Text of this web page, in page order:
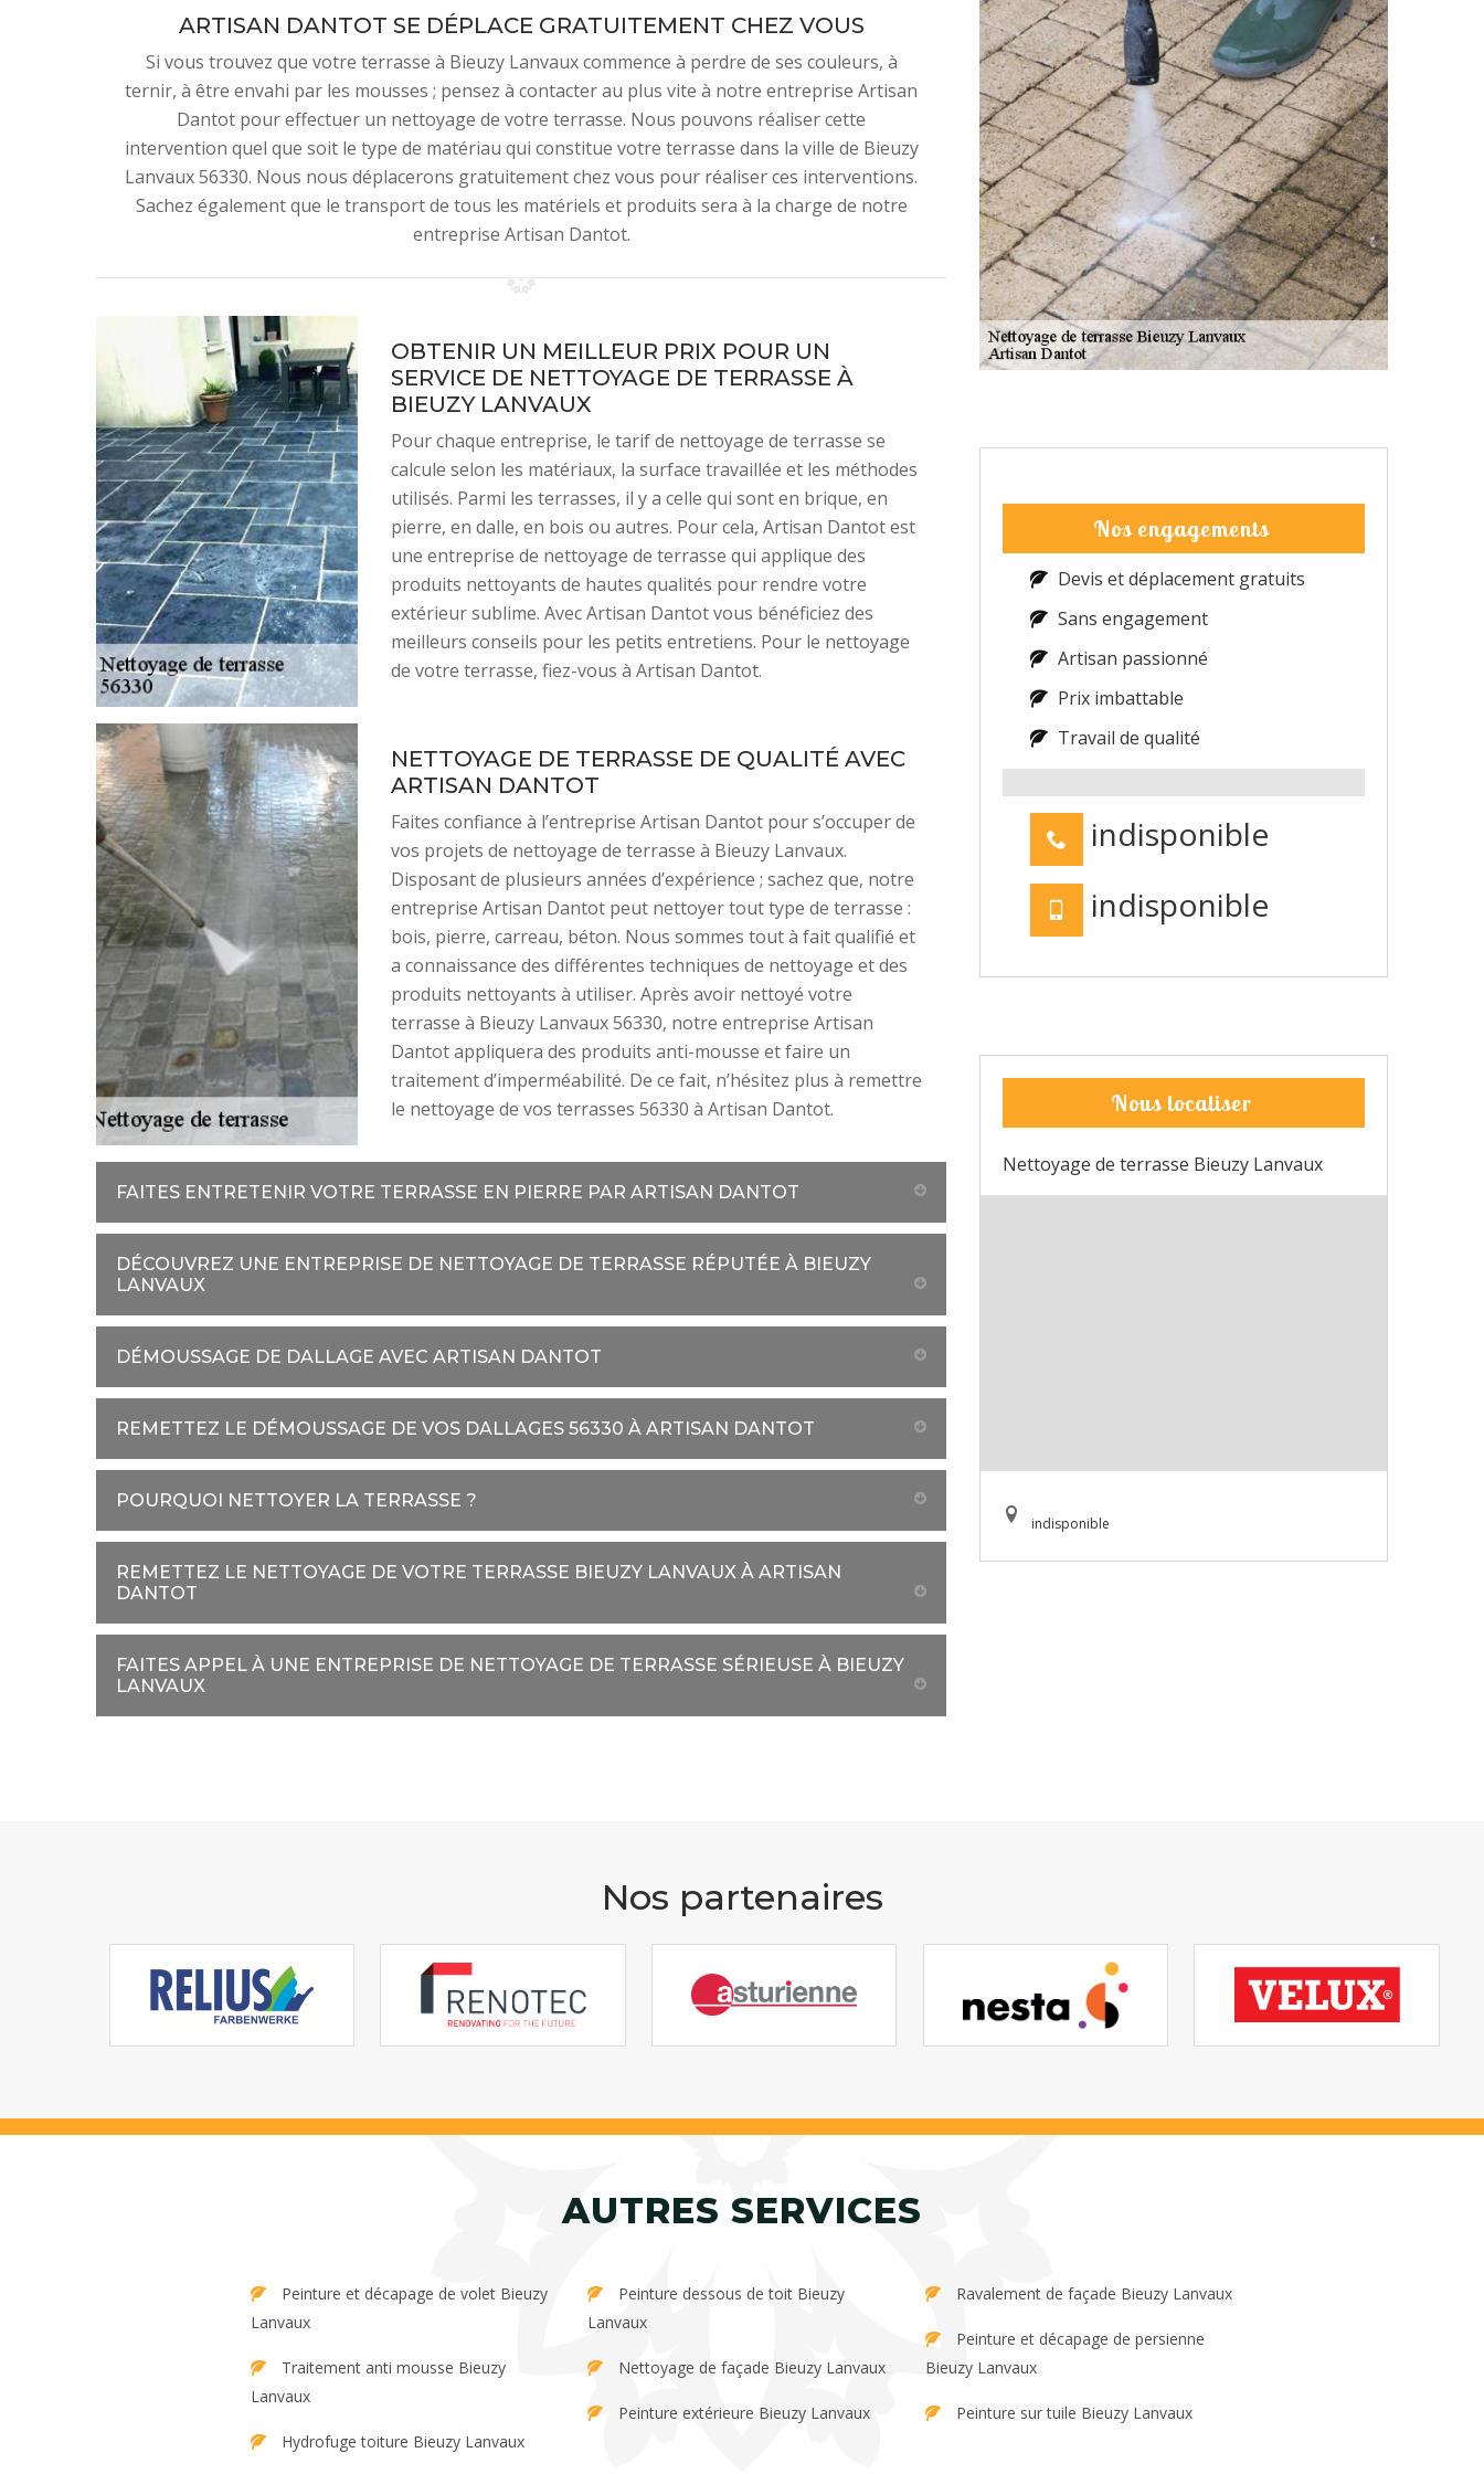
ARTISAN DANTOT SE DÉPLACE GRATUITEMENT CHEZ VOUS
Si vous trouvez que votre terrasse à Bieuzy Lanvaux commence à perdre de ses couleurs, à
ternir, à être envahi par les mousses ; pensez à contacter au plus vite à notre entreprise Artisan
Dantot pour effectuer un nettoyage de votre terrasse. Nous pouvons réaliser cette
intervention quel que soit le type de matériau qui constitue votre terrasse dans la ville de Bieuzy
Lanvaux 56330. Nous nous déplacerons gratuitement chez vous pour réaliser ces interventions.
Sachez également que le transport de tous les matériels et produits sera à la charge de notre
entreprise Artisan Dantot.
OBTENIR UN MEILLEUR PRIX POUR UN
SERVICE DE NETTOYAGE DE TERRASSE À
BIEUZY LANVAUX
Pour chaque entreprise, le tarif de nettoyage de terrasse se
calcule selon les matériaux, la surface travaillée et les méthodes
utilisés. Parmi les terrasses, il y a celle qui sont en brique, en
pierre, en dalle, en bois ou autres. Pour cela, Artisan Dantot est
une entreprise de nettoyage de terrasse qui applique des
produits nettoyants de hautes qualités pour rendre votre
extérieur sublime. Avec Artisan Dantot vous bénéficiez des
meilleurs conseils pour les petits entretiens. Pour le nettoyage
de votre terrasse, fiez-vous à Artisan Dantot.
NETTOYAGE DE TERRASSE DE QUALITÉ AVEC
ARTISAN DANTOT
Faites confiance à l’entreprise Artisan Dantot pour s’occuper de
vos projets de nettoyage de terrasse à Bieuzy Lanvaux.
Disposant de plusieurs années d’expérience ; sachez que, notre
entreprise Artisan Dantot peut nettoyer tout type de terrasse :
bois, pierre, carreau, béton. Nous sommes tout à fait qualifié et
a connaissance des différentes techniques de nettoyage et des
produits nettoyants à utiliser. Après avoir nettoyé votre
terrasse à Bieuzy Lanvaux 56330, notre entreprise Artisan
Dantot appliquera des produits anti-mousse et faire un
traitement d’imperméabilité. De ce fait, n’hésitez plus à remettre
le nettoyage de vos terrasses 56330 à Artisan Dantot.
FAITES ENTRETENIR VOTRE TERRASSE EN PIERRE PAR ARTISAN DANTOT
DÉCOUVREZ UNE ENTREPRISE DE NETTOYAGE DE TERRASSE RÉPUTÉE À BIEUZY
LANVAUX
DÉMOUSSAGE DE DALLAGE AVEC ARTISAN DANTOT
REMETTEZ LE DÉMOUSSAGE DE VOS DALLAGES 56330 À ARTISAN DANTOT
POURQUOI NETTOYER LA TERRASSE ?
REMETTEZ LE NETTOYAGE DE VOTRE TERRASSE BIEUZY LANVAUX À ARTISAN
DANTOT
FAITES APPEL À UNE ENTREPRISE DE NETTOYAGE DE TERRASSE SÉRIEUSE À BIEUZY
LANVAUX
Nos engagements
Devis et déplacement gratuits
Sans engagement
Artisan passionné
Prix imbattable
Travail de qualité
indisponible
indisponible
Nous localiser
Nettoyage de terrasse Bieuzy Lanvaux
indisponible
Nos partenaires
AUTRES SERVICES
Lanvaux
Lanvaux
Hydrofuge toiture Bieuzy Lanvaux
Lanvaux
Nettoyage de façade Bieuzy Lanvaux
Peinture extérieure Bieuzy Lanvaux
Ravalement de façade Bieuzy Lanvaux
Bieuzy Lanvaux
Peinture sur tuile Bieuzy Lanvaux